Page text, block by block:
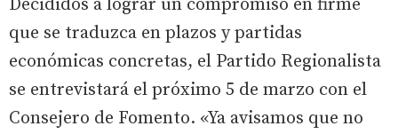
Decididos a lograr un compromiso en firme
que se traduzca en plazos y partidas
económicas concretas, el Partido Regionalista
se entrevistará el próximo 5 de marzo con el
Consejero de Fomento. «Ya avisamos que no